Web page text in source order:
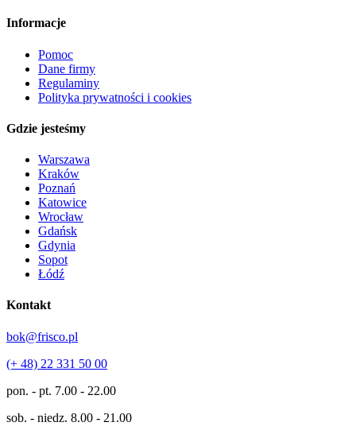
Informacje
Pomoc
Dane firmy
Regulaminy
Polityka prywatności i cookies
Gdzie jesteśmy
Warszawa
Kraków
Poznań
Katowice
Wrocław
Gdańsk
Gdynia
Sopot
Łódź
Kontakt
bok@frisco.pl
(+ 48) 22 331 50 00
pon. - pt. 7.00 - 22.00
sob. - niedz. 8.00 - 21.00